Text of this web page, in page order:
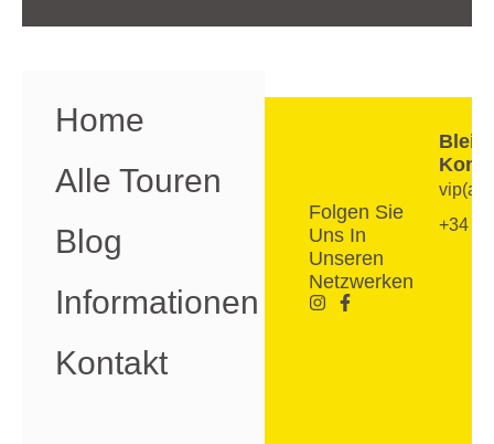
Folgen Sie
Uns In
Unseren
Netzwerken
+34
Home
Alle Touren
Blog
Informationen
Kontakt